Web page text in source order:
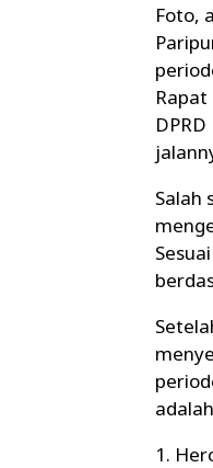
Foto,
Salah
1.